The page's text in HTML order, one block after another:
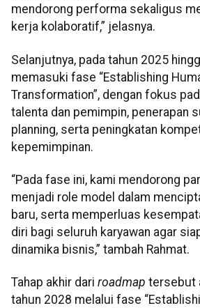
mendorong performa sekaligus
kerja kolaboratif,” jelasnya.
Selanjutnya, pada tahun 2025
memasuki fase “Establishing
Transformation”, dengan fokus
talenta dan pemimpin, penerapan
planning, serta peningkatan
kepemimpinan.
“Pada fase ini, kami mendorong
menjadi role model dalam
baru, serta memperluas
diri bagi seluruh karyawan agar
dinamika bisnis,” tambah Rahmat.
Tahap akhir dari roadmap tersebut
tahun 2028 melalui fase